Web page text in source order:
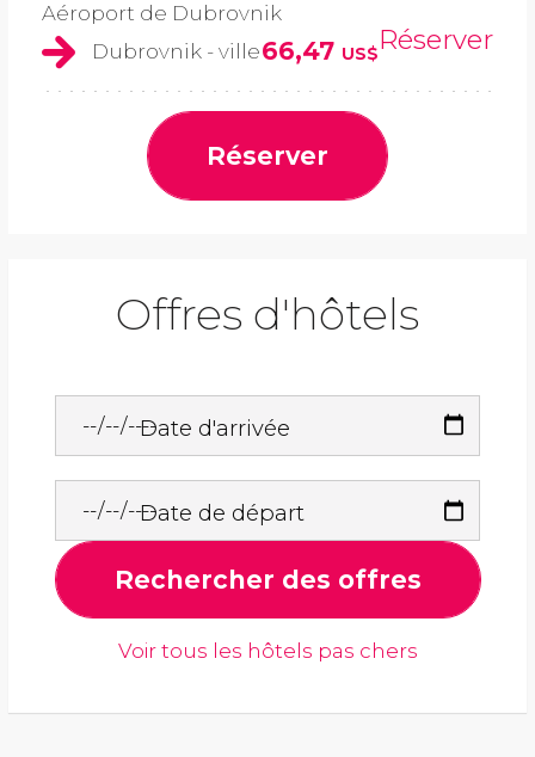
Aéroport de Dubrovnik
Dubrovnik - ville66,47 US$Réserver
Réserver
Offres d'hôtels
Date d'arrivée
Date de départ
Rechercher des offres
Voir tous les hôtels pas chers